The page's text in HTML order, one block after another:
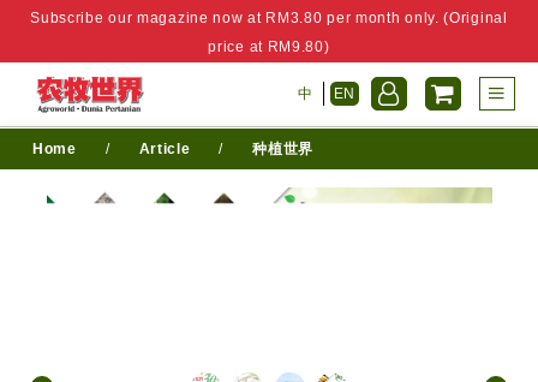
Subscribe our magazine now at RM3.80 per month only. (Original
price at RM9.80)
中 EN
Home / Article / 种植世界